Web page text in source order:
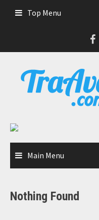
Top Menu
Main Menu
Nothing Found